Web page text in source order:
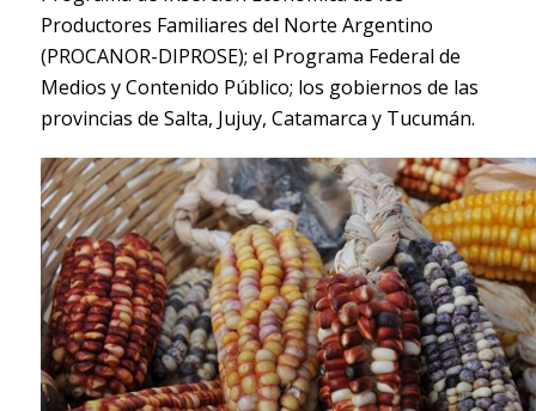
Productores Familiares del Norte Argentino
(PROCANOR-DIPROSE); el Programa Federal de
Medios y Contenido Público; los gobiernos de las
provincias de Salta, Jujuy, Catamarca y Tucumán.